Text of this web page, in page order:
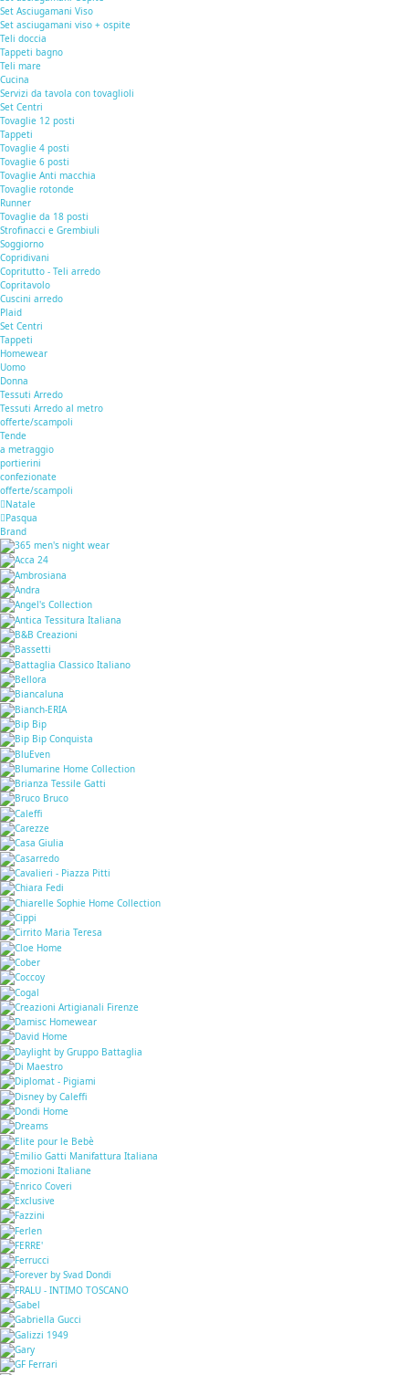
Set Asciugamani Viso
Set asciugamani viso + ospite
Teli doccia
Tappeti bagno
Teli mare
Cucina
Servizi da tavola con tovaglioli
Set Centri
Tovaglie 12 posti
Tappeti
Tovaglie 4 posti
Tovaglie 6 posti
Tovaglie Anti macchia
Tovaglie rotonde
Runner
Tovaglie da 18 posti
Strofinacci e Grembiuli
Soggiorno
Copridivani
Copritutto - Teli arredo
Copritavolo
Cuscini arredo
Plaid
Set Centri
Tappeti
Homewear
Uomo
Donna
Tessuti Arredo
Tessuti Arredo al metro
offerte/scampoli
Tende
a metraggio
portierini
confezionate
offerte/scampoli
Natale
Pasqua
Brand